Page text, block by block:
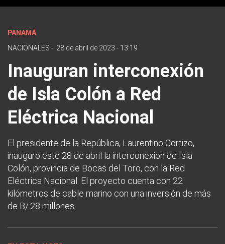
PANAMÁ
NACIONALES - 28 de abril de 2023 - 13:19
Inauguran interconexión
de Isla Colón a Red
Eléctrica Nacional
El presidente de la República, Laurentino Cortizo,
inauguró este 28 de abril la interconexión de Isla
Colón, provincia de Bocas del Toro, con la Red
Eléctrica Nacional. El proyecto cuenta con 22
kilómetros de cable marino con una inversión de más
de B/.28 millones.